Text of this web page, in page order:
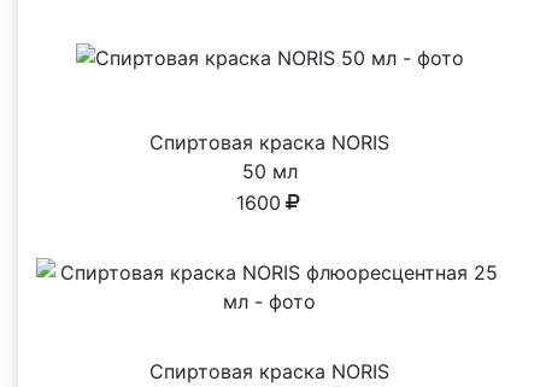
Спиртовая краска NORIS
50 мл
1600
Спиртовая краска NORIS